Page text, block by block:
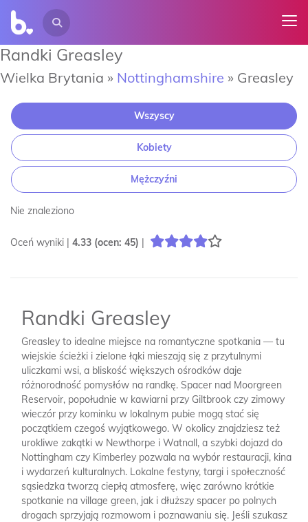
Randki Greasley
Wielka Brytania » Nottinghamshire » Greasley
Wszyscy
Kobiety
Mężczyźni
Nie znaleziono
Oceń wyniki | 4.33 (ocen: 45) |
Randki Greasley
Greasley to idealne miejsce na romantyczne spotkania — tu
wiejskie ścieżki i zielone łąki mieszają się z przytulnymi
uliczkami wsi, a bliskość większych ośrodków daje
różnorodność pomysłów na randkę. Spacer nad Moorgreen
Reservoir, popołudnie w kawiarni przy Giltbrook czy zimowy
wieczór przy kominku w lokalnym pubie mogą stać się
początkiem czegoś wyjątkowego. W okolicy znajdziesz też
urokliwe zakątki w Newthorpe i Watnall, a szybki dojazd do
Nottingham czy Kimberley pozwala na wybór restauracji, kina
i wydarzeń kulturalnych. Lokalne festyny, targi i społeczność
sąsiedzka tworzą ciepłą atmosferę, więc zarówno krótkie
spotkanie na village green, jak i dłuższy spacer po polnych
drogach sprzyjają rozmowom i poznawaniu się. Jeśli szukasz